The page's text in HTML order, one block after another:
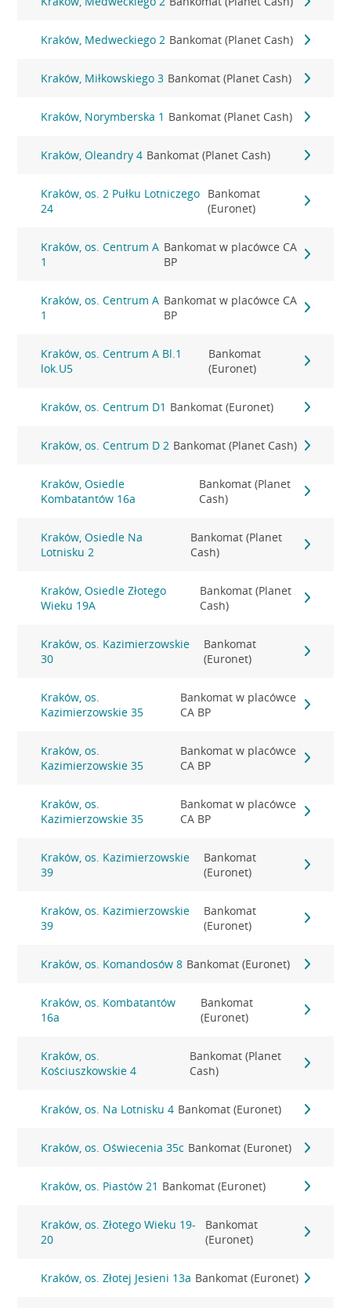
Kraków, Medweckiego 2 Bankomat (Planet Cash)
Kraków, Miłkowskiego 3 Bankomat (Planet Cash)
Kraków, Norymberska 1 Bankomat (Planet Cash)
Kraków, Oleandry 4 Bankomat (Planet Cash)
Kraków, os. 2 Pułku Lotniczego
24
Bankomat
(Euronet)
Kraków, os. Centrum A
1
Bankomat w placówce CA
BP
Kraków, os. Centrum A
1
Bankomat w placówce CA
BP
Kraków, os. Centrum A Bl.1
lok.U5
Bankomat
(Euronet)
Kraków, os. Centrum D1 Bankomat (Euronet)
Kraków, os. Centrum D 2 Bankomat (Planet Cash)
Kraków, Osiedle
Kombatantów 16a
Bankomat (Planet
Cash)
Kraków, Osiedle Na
Lotnisku 2
Bankomat (Planet
Cash)
Kraków, Osiedle Złotego
Wieku 19A
Bankomat (Planet
Cash)
Kraków, os. Kazimierzowskie
30
Bankomat
(Euronet)
Kraków, os.
Kazimierzowskie 35
Bankomat w placówce
CA BP
Kraków, os.
Kazimierzowskie 35
Bankomat w placówce
CA BP
Kraków, os.
Kazimierzowskie 35
Bankomat w placówce
CA BP
Kraków, os. Kazimierzowskie
39
Bankomat
(Euronet)
Kraków, os. Kazimierzowskie
39
Bankomat
(Euronet)
Kraków, os. Komandosów 8 Bankomat (Euronet)
Kraków, os. Kombatantów
16a
Bankomat
(Euronet)
Kraków, os.
Kościuszkowskie 4
Bankomat (Planet
Cash)
Kraków, os. Na Lotnisku 4 Bankomat (Euronet)
Kraków, os. Oświecenia 35c Bankomat (Euronet)
Kraków, os. Piastów 21 Bankomat (Euronet)
Kraków, os. Złotego Wieku 19-
20
Bankomat
(Euronet)
Kraków, os. Złotej Jesieni 13a Bankomat (Euronet)